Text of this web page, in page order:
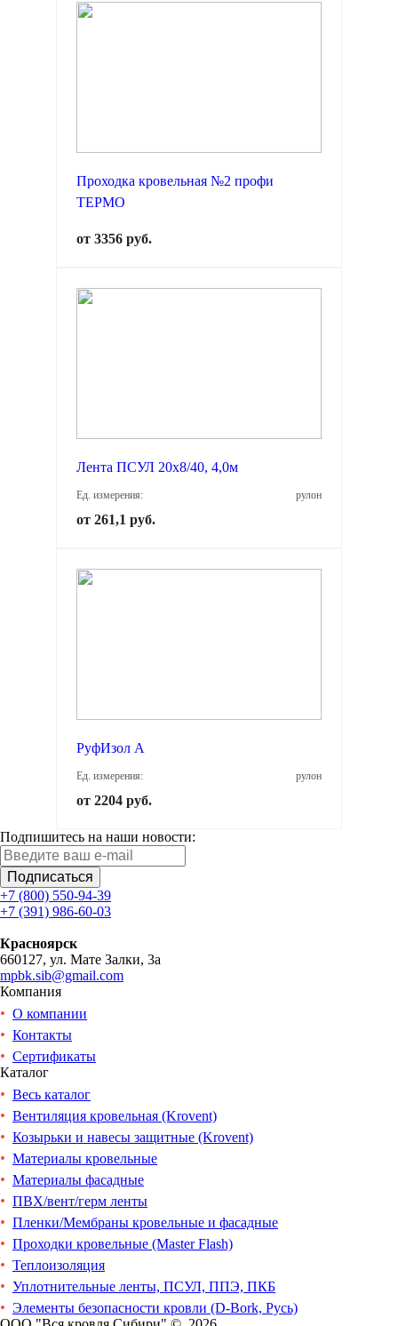
Проходка кровельная №2 профи
ТЕРМО
от 3356 руб.
Лента ПСУЛ 20х8/40, 4,0м
Ед. измерения: рулон
от 261,1 руб.
РуфИзол А
Ед. измерения: рулон
от 2204 руб.
Подпишитесь на наши новости:
Подписаться
+7 (800) 550-94-39
+7 (391) 986-60-03
Красноярск
660127, ул. Мате Залки, 3а
mpbk.sib@gmail.com
Компания
О компании
Контакты
Сертификаты
Каталог
Весь каталог
Вентиляция кровельная (Krovent)
Козырьки и навесы защитные (Krovent)
Материалы кровельные
Материалы фасадные
ПВХ/вент/герм ленты
Пленки/Мембраны кровельные и фасадные
Проходки кровельные (Master Flash)
Теплоизоляция
Уплотнительные ленты, ПСУЛ, ППЭ, ПКБ
Элементы безопасности кровли (D-Bork, Русь)